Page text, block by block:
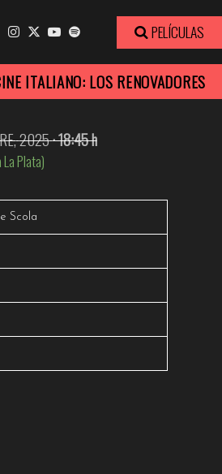
PELÍCULAS
ITALIANO: LOS RENOVADORES
Ver trailer
2025· 18:45 h
Plata)
Scola